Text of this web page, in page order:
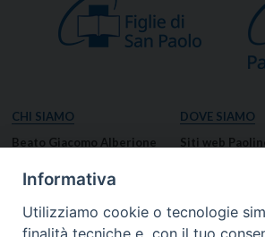
CHI SIAMO
Beato Giacomo Alberione
Venerabile Tecla Merlo
Missione Paolina
DOVE SIAMO
Siti web
Notizie dal
Informativa
Utilizziamo cookie o tecnologie